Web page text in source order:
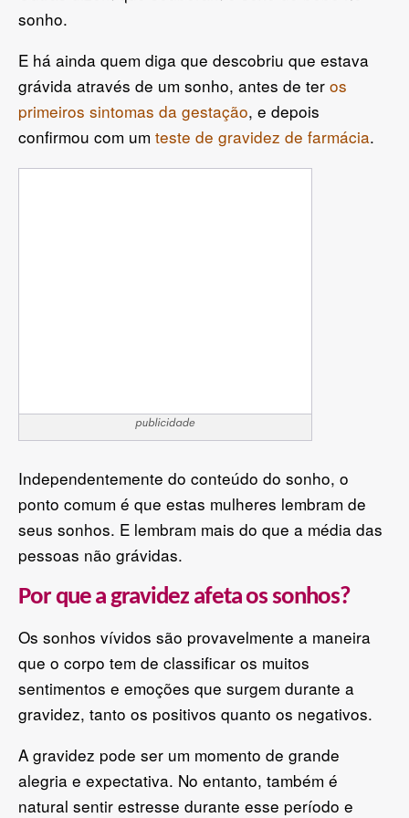
sonho.
E há ainda quem diga que descobriu que estava
grávida através de um sonho, antes de ter os
primeiros sintomas da gestação, e depois
confirmou com um teste de gravidez de farmácia.
Independentemente do conteúdo do sonho, o
ponto comum é que estas mulheres lembram de
seus sonhos. E lembram mais do que a média das
pessoas não grávidas.
Por que a gravidez afeta os sonhos?
Os sonhos vívidos são provavelmente a maneira
que o corpo tem de classificar os muitos
sentimentos e emoções que surgem durante a
gravidez, tanto os positivos quanto os negativos.
A gravidez pode ser um momento de grande
alegria e expectativa. No entanto, também é
natural sentir estresse durante esse período e